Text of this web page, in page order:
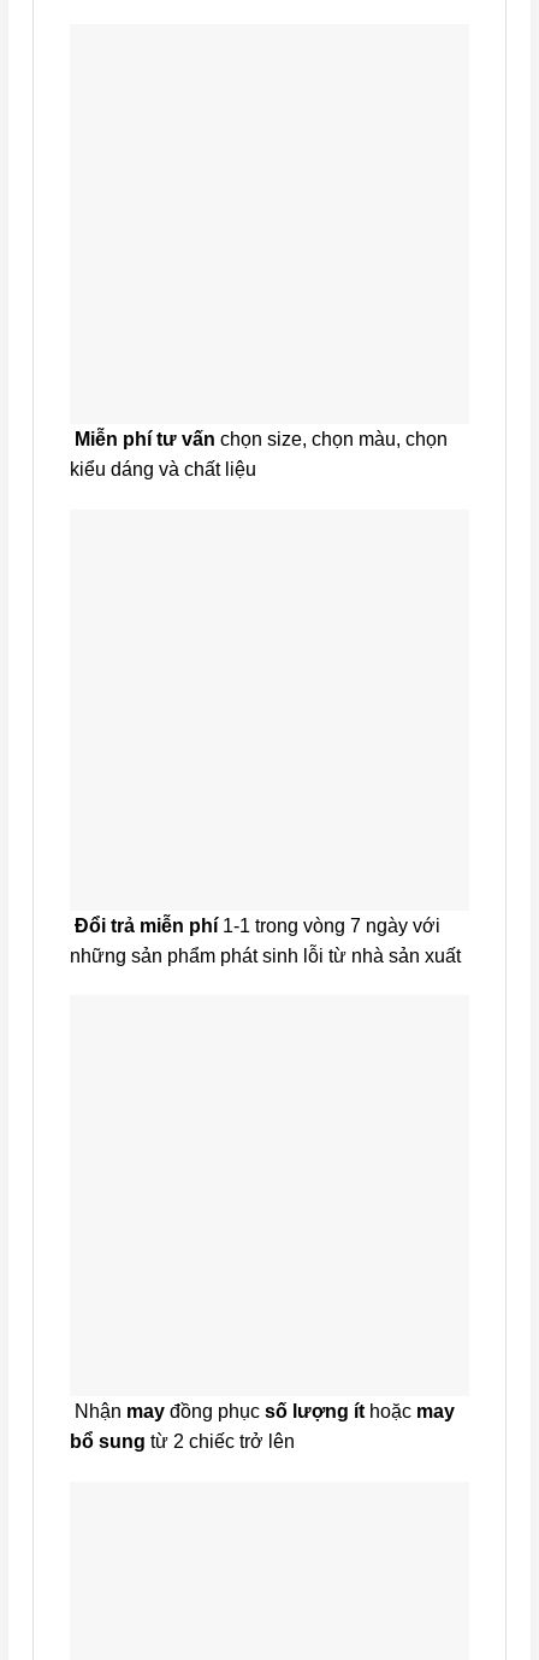
Miễn phí tư vấn chọn size, chọn màu, chọn
kiểu dáng và chất liệu
Đổi trả miễn phí1-1 trong vòng 7 ngày với
những sản phẩm phát sinh lỗi từ nhà sản xuất
Nhận mayđồng phục số lượng íthoặc may
bổ sung từ 2 chiếc trở lên